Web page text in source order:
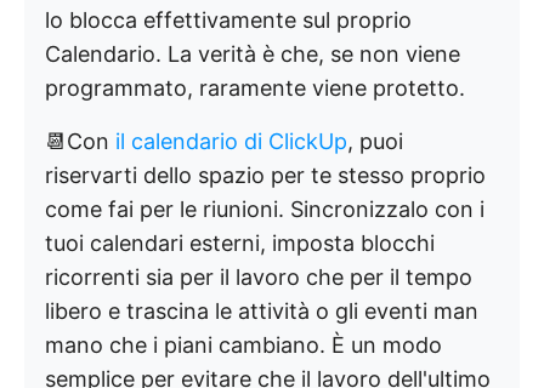
lo blocca effettivamente sul proprio
Calendario. La verità è che, se non viene
programmato, raramente viene protetto.
📆Con il calendario di ClickUp, puoi
riservarti dello spazio per te stesso proprio
come fai per le riunioni. Sincronizzalo con i
tuoi calendari esterni, imposta blocchi
ricorrenti sia per il lavoro che per il tempo
libero e trascina le attività o gli eventi man
mano che i piani cambiano. È un modo
semplice per evitare che il lavoro dell'ultimo